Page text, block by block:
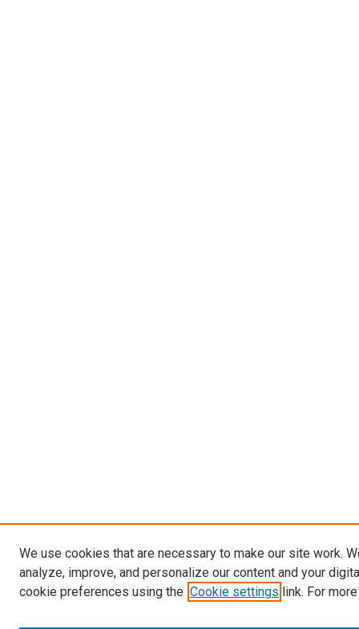
We use cookies that are necessary to make our site work.
analyze, improve, and personalize our content and your
cookie preferences using the Cookie settings link. For